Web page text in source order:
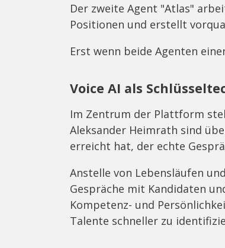
Der zweite Agent "Atlas"
Positionen und erstellt
Erst wenn beide Agenten
Voice AI als
Im Zentrum der Plattform
Aleksander Heimrath sind
erreicht hat, der echte
Anstelle von Lebensläufen
Gespräche mit Kandidaten
Kompetenz- und
Talente schneller zu